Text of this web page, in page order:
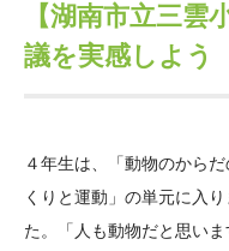
沿革
役員・評議員
年報一覧
神戸賞
大学院生奨学金
アクセス日本語
【湖南市立三雲
議を実感しよう
４年生は、「動物のからだ
くりと運動」の単元に入り
た。「人も動物だと思いま